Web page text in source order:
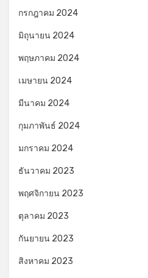
กรกฎาคม 2024
มิถุนายน 2024
พฤษภาคม 2024
เมษายน 2024
มีนาคม 2024
กุมภาพันธ์ 2024
มกราคม 2024
ธันวาคม 2023
พฤศจิกายน 2023
ตุลาคม 2023
กันยายน 2023
สิงหาคม 2023